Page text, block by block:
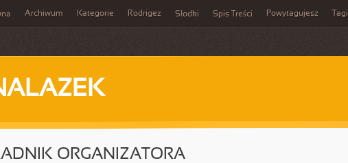
Archiwum Kategorie Rodrigez Słodki Spis Treści Powytagujesz Tagi
ORGANIZATORA